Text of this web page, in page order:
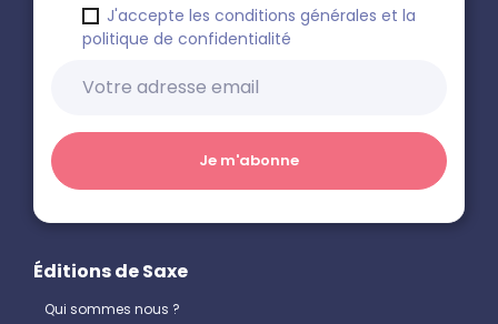
J'accepte les conditions générales et la
politique de confidentialité
Éditions de Saxe
Qui sommes nous ?